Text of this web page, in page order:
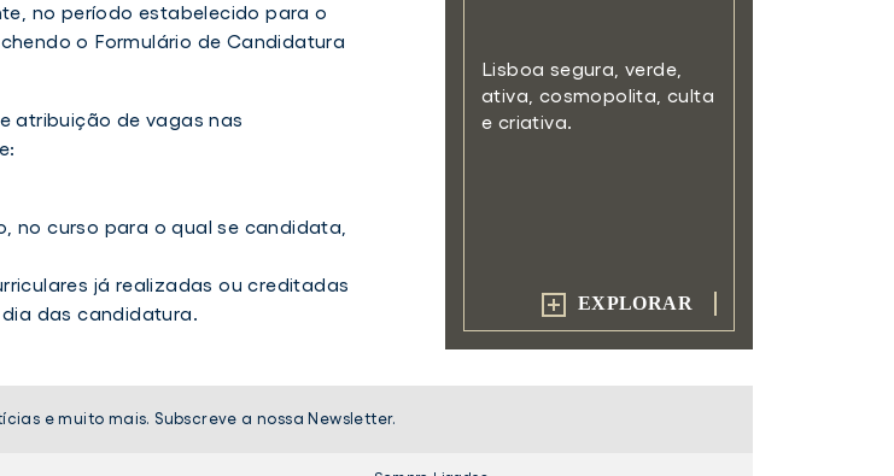
no período estabelecido para o
o Formulário de Candidatura
atribuição de vagas nas
no curso para o qual se candidata,
já realizadas ou creditadas
das candidatura.
Lisboa segura, verde,
ativa, cosmopolita, culta
e criativa.
EXPLORAR
e muito mais. Subscreve a nossa Newsletter.